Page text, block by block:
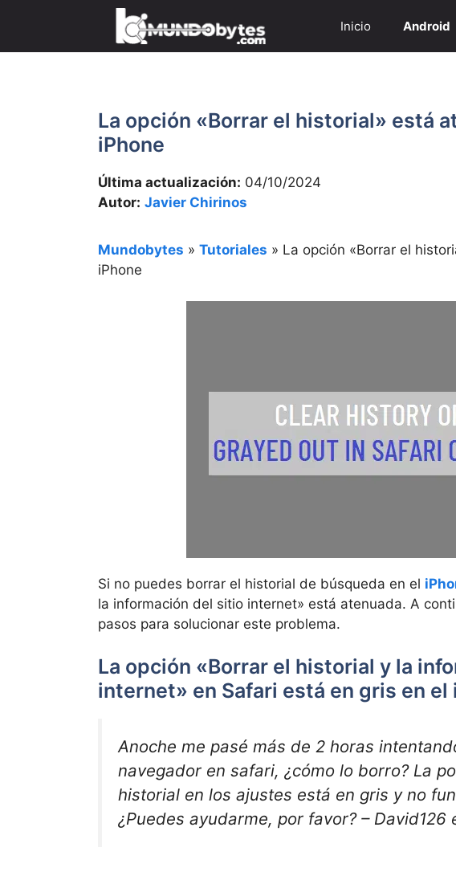
contenido
Inicio Android
La opción «Borrar el historial» está
iPhone
Última actualización: 04/10/2024
Autor: Javier Chirinos
Mundobytes » Tutoriales » La opción «Borrar el
iPhone
Si no puedes borrar el historial de búsqueda en el
la información del sitio internet» está atenuada. A
pasos para solucionar este problema.
La opción «Borrar el historial y la
internet» en Safari está en gris en el
Anoche me pasé más de 2 horas
navegador en safari, ¿cómo lo borro? La
historial en los ajustes está en gris y no
¿Puedes ayudarme, por favor? – David126